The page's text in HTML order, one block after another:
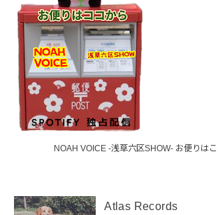
NOAH VOICE -浅草六区SHOW- お便りはこ
Atlas Records